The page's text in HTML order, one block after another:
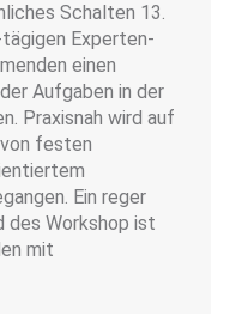
Schalten 13.
Experten-
einen
Aufgaben in der
Praxisnah wird auf
festen
Ein reger
des Workshop ist
mit